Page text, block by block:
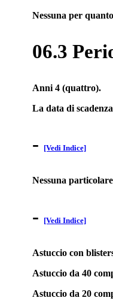
Nessuna per
06.3
Anni 4 (quattro).
La data di
- [Vedi Indice]
Nessuna
- [Vedi Indice]
Astuccio con
Astuccio da 40
Astuccio da 20